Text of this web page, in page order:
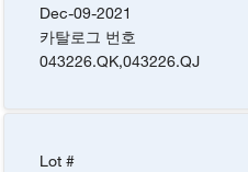
Dec-09-2021
카탈로그 번호
043226.QK,043226.QJ
Lot #